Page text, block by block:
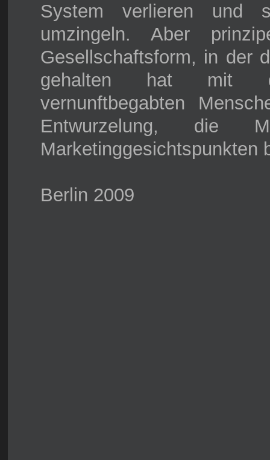
System verlieren und
umzingeln. Aber
Gesellschaftsform, in der
gehalten hat mit
vernunftbegabten
Entwurzelung, die
Marketinggesichtspunkten
Berlin 2009